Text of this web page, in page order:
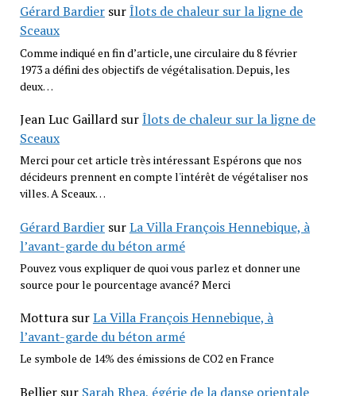
Gérard BardiersurÎlots de chaleur sur la ligne de
Sceaux
Comme indiqué en fin d’article, une circulaire du 8 février
1973 a défini des objectifs de végétalisation. Depuis, les
deux…
Jean Luc GaillardsurÎlots de chaleur sur la ligne de
Sceaux
Merci pour cet article très intéressant Espérons que nos
décideurs prennent en compte l'intérêt de végétaliser nos
villes. A Sceaux…
Gérard BardiersurLa Villa François Hennebique, à
l’avant-garde du béton armé
Pouvez vous expliquer de quoi vous parlez et donner une
source pour le pourcentage avancé? Merci
MotturasurLa Villa François Hennebique, à
l’avant-garde du béton armé
Le symbole de 14% des émissions de CO2 en France
Belliersur Sarah Rhea, égérie de la danse orientale